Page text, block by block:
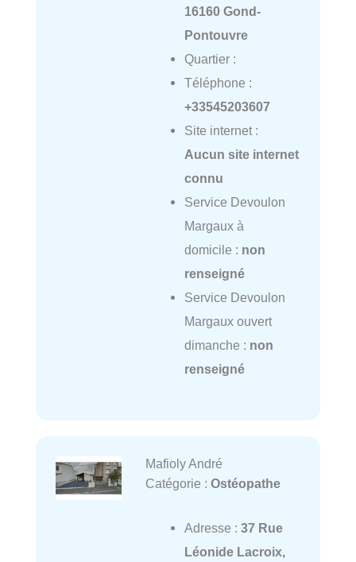
16160 Gond-
Pontouvre
Quartier :
Téléphone :
+33545203607
Site internet :
Aucun site internet
connu
Service Devoulon
Margaux à
domicile : non
renseigné
Service Devoulon
Margaux ouvert
dimanche : non
renseigné
Mafioly André
Catégorie : Ostéopathe
Adresse : 37 Rue
Léonide Lacroix,